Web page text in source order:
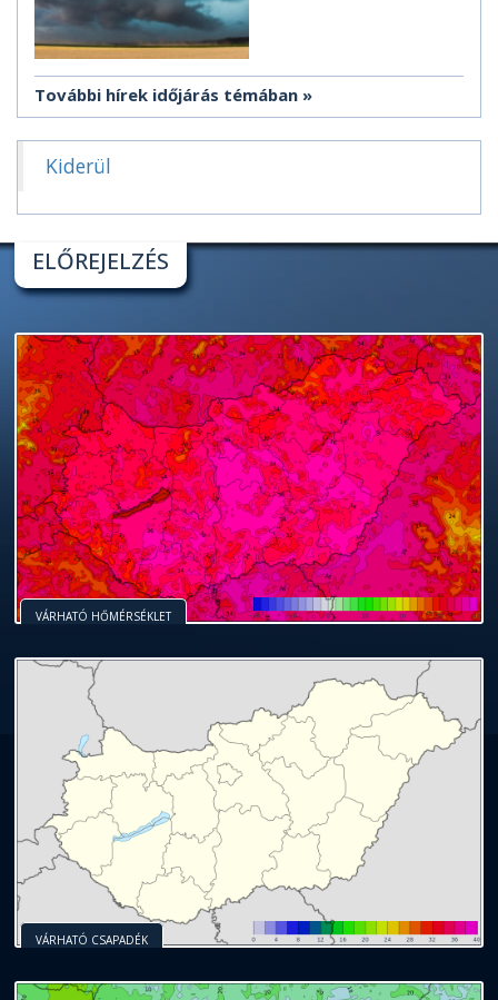
További hírek időjárás témában
Kiderül
ELŐREJELZÉS
VÁRHATÓ HŐMÉRSÉKLET
VÁRHATÓ CSAPADÉK